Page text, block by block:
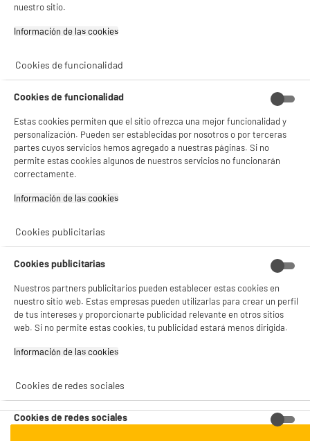
5 TIENDAS A TU SERVICIO
ELIGE TU TIENDA
ESTAMOS EN CONTACTO
nuestro sitio.
Información de las cookies‎
Cookies de funcionalidad
Cookies de funcionalidad
Estas cookies permiten que el sitio ofrezca una mejor funcionalidad y
personalización. Pueden ser establecidas por nosotros o por terceras
partes cuyos servicios hemos agregado a nuestras páginas. Si no
permite estas cookies algunos de nuestros servicios no funcionarán
correctamente.
Información de las cookies‎
Cookies publicitarias
Cookies publicitarias
Nuestros partners publicitarios pueden establecer estas cookies en
nuestro sitio web. Estas empresas pueden utilizarlas para crear un perfil
de tus intereses y proporcionarte publicidad relevante en otros sitios
web. Si no permite estas cookies, tu publicidad estará menos dirigida.
Información de las cookies‎
Cookies de redes sociales
Cookies de redes sociales